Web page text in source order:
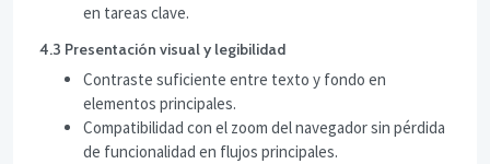
en tareas clave.
4.3 Presentación visual y legibilidad
Contraste suficiente entre texto y fondo en
elementos principales.
Compatibilidad con el zoom del navegador sin pérdida
de funcionalidad en flujos principales.